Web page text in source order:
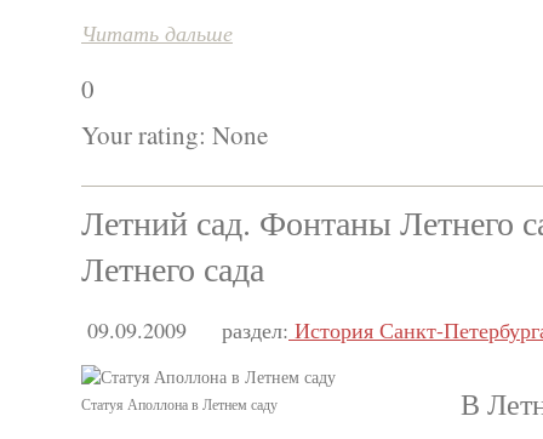
Читать дальше
0
Your rating: None
Летний сад. Фонтаны Летнего
Летнего сада
09.09.2009 раздел: История Санкт-
Статуя Аполлона в Летнем саду
В